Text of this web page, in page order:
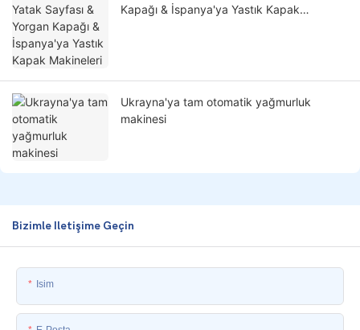
Kapağı & İspanya'ya Yastık Kapak
Ukrayna'ya tam otomatik yağmurluk
makinesi
Bizimle Iletişime Geçin
Isim